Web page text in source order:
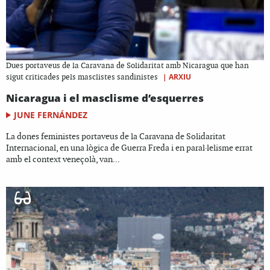
Dues portaveus de la Caravana de Solidaritat amb Nicaragua que han
sigut criticades pels masclistes sandinistes
| ARXIU
Nicaragua i el masclisme d’esquerres
JUNE FERNÁNDEZ
La dones feministes portaveus de la Caravana de Solidaritat
Internacional, en una lògica de Guerra Freda i en paral·lelisme errat
amb el context veneçolà, van...